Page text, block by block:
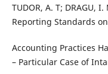
TUDOR, A. T; DRAGU,
Reporting Standards on
Accounting Practices
– Particular Case of